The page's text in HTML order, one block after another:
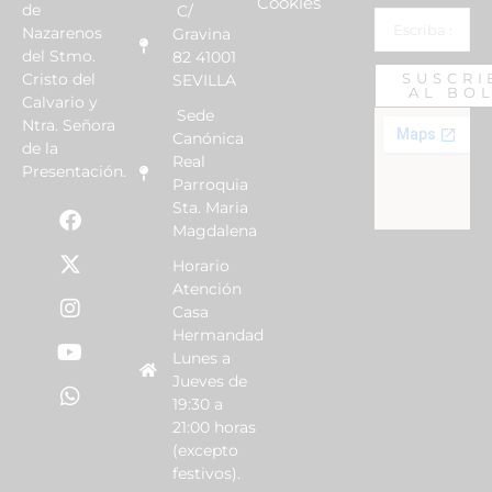
de
Nazarenos
del Stmo.
Cristo del
Calvario y
Ntra. Señora
de la
Presentación.
C/
Gravina
82 41001
SEVILLA
Sede
Canónica
Real
Parroquia
Sta. Maria
Magdalena
Horario
Atención
Casa
Hermandad
Lunes a
Jueves de
19:30 a
21:00 horas
(excepto
festivos).
AL